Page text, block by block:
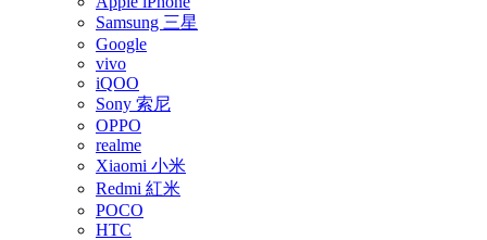
Samsung 三星
Google
vivo
iQOO
Sony 索尼
OPPO
realme
Xiaomi 小米
Redmi 紅米
POCO
HTC